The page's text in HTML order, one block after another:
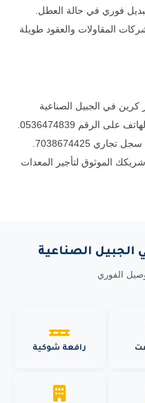
فوري في حالة العطل.
المقاولات والعقود طويلة
في الجبيل الصناعية
الموثوق لتأجير المعدات
الجبيل الصناعية
الفوري
رافعة شوكية